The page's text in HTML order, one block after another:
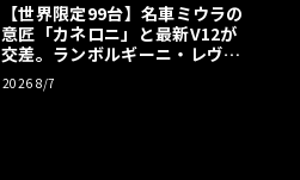
【世界限定99台】名車ミウラの
意匠「カネロニ」と最新V12が
交差。ランボルギーニ・レヴエ
ルトに60周年記念車が登場
2026 8/7